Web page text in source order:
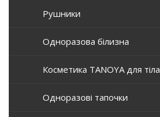
Рушники
Одноразова білизна
Косметика TANOYA для тіла
Одноразові тапочки